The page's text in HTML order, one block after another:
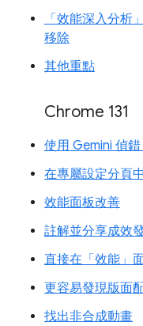
「效能深入分析
移除
其他重點
Chrome 131
使用 Gemini 偵錯
在專屬設定分頁
效能面板改善
註解並分享成效
直接在「效能」
更容易發現版面
找出非合成動畫